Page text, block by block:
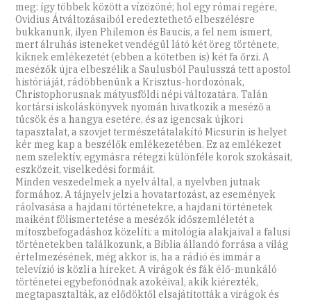
meg: így többek között a vízözöné; hol egy római regére,
Ovidius Átváltozásaiból eredeztethető elbeszélésre
bukkanunk, ilyen Philemon és Baucis, a fel nem ismert,
mert álruhás isteneket vendégül látó két öreg története,
kiknek emlékezetét (ebben a kötetben is) két fa őrzi. A
mesézők újra elbeszélik a Saulusból Paulusszá tett apostol
históriáját, rádöbbenünk a Krisztus-hordozónak,
Christophorusnak mátyusföldi népi változatára. Talán
kortársi iskoláskönyvek nyomán hivatkozik a meséző a
tücsök és a hangya esetére, és az igencsak újkori
tapasztalat, a szovjet természetátalakító Micsurin is helyet
kér meg kap a beszélők emlékezetében. Ez az emlékezet
nem szelektív, egymásra rétegzi különféle korok szokásait,
eszközeit, viselkedési formáit.
Minden veszedelmek a nyelv által, a nyelvben jutnak
formához. A tájnyelv jelzi a hovatartozást, az események
ráolvasása a hajdani történetekre, a hajdani történetek
maiként fölismertetése a mesézők időszemléletét a
mítoszbefogadáshoz közelíti: a mitológia alakjaival a falusi
történetekben találkozunk, a Biblia állandó forrása a világ
értelmezésének, még akkor is, ha a rádió és immár a
televízió is közli a híreket. A virágok és fák élő-munkáló
történetei egybefonódnak azokéival, akik kiérezték,
megtapasztalták, az elődöktől elsajátították a virágok és